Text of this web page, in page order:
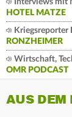
Interviews mit
HOTEL MATZE
Kriegsreporter
RONZHEIMER
Wirtschaft,
OMR PODCAST
AUS DEM